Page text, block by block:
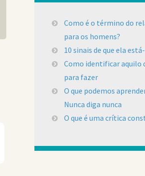
Como é o término do
para os homens?
10 sinais de que ela
Como identificar aquilo
para fazer
O que podemos
Nunca diga nunca
O que é uma crítica